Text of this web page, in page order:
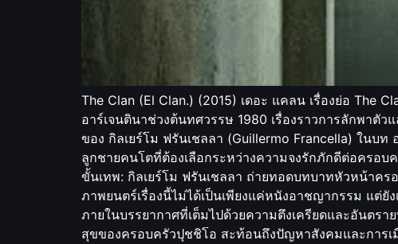
The Clan (El Clan.) (2015) เดอะ แคลน เรื่องย่อ The
อาร์เจนตินาช่วงต้นทศวรรษ 1980 เรื่องราวการลักพา
ของ กิลเยร์โม ฟรันเชลลา (Guillermo Francella) ในบ
ลูกชายคนโตที่ต้องเลือกระหว่างความจงรักภักดีต่อครอบ
ขั้นเทพ: กิลเยร์โม ฟรันเชลลา ถ่ายทอดบทบาทหัวหน้าค
ภาพยนตร์เรื่องนี้ไม่ได้เป็นเพียงแค่หนังอาชญากรรม แต่
ภายในบรรยากาศที่เต็มไปด้วยความตึงเครียดและอันต
สุขของครอบครัวปุชชิโอ สะท้อนถึงปัญหาสังคมและการ